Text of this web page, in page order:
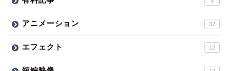
アニメーション 32
エフェクト 12